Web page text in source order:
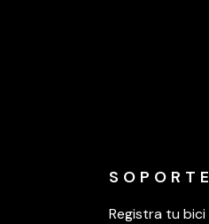
SOPORTE
Registra tu bici